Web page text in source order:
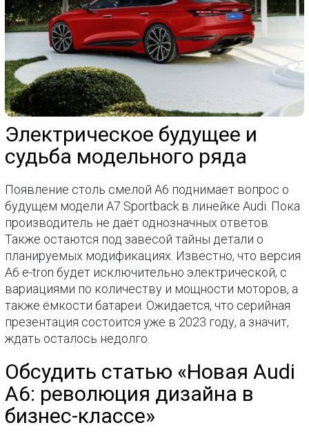
Электрическое будущее и
судьба модельного ряда
Появление столь смелой A6 поднимает вопрос о
будущем модели A7 Sportback в линейке Audi. Пока
производитель не даёт однозначных ответов.
Также остаются под завесой тайны детали о
планируемых модификациях. Известно, что версия
A6 e-tron будет исключительно электрической, с
вариациями по количеству и мощности моторов, а
также ёмкости батареи. Ожидается, что серийная
презентация состоится уже в 2023 году, а значит,
ждать осталось недолго.
Обсудить статью «Новая Audi
A6: революция дизайна в
бизнес-классе»